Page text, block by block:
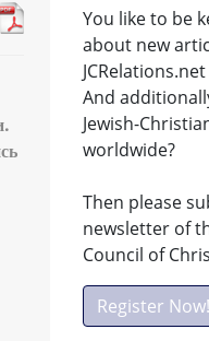
You like to be
about new
And
Jewish-
worldwide?
Then please
newsletter of
Council of
Register Now!